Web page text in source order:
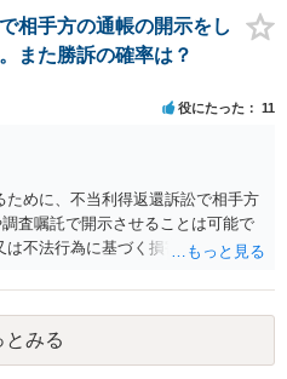
相手方の通帳の開示をし
また勝訴の確率は？
役にたった 11
めに、不当利得返還訴訟で相手方
査嘱託で開示させることは可能で
不法行為に基づく損害賠償請求の
もっとも、網羅的な探索的調査と
、具体的な期間等を特定して行う
金の金額と日付がすべて一致して
しょうか。 ⇒誠に恐縮ですが、勝
とみる